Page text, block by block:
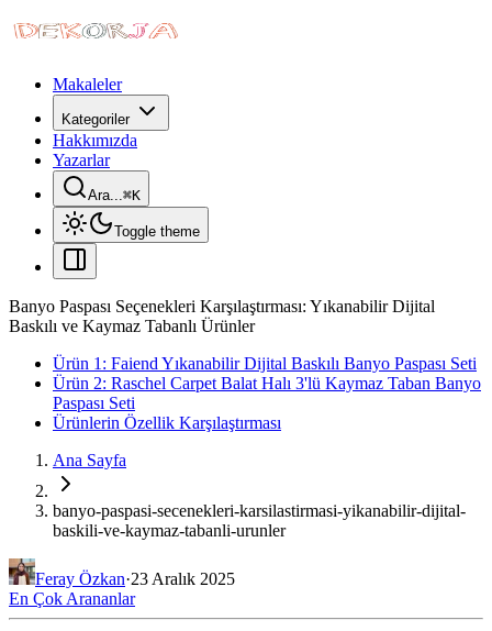
Makaleler
Kategoriler
Hakkımızda
Yazarlar
Ara...⌘K
Toggle theme
Banyo Paspası Seçenekleri Karşılaştırması: Yıkanabilir Dijital
Baskılı ve Kaymaz Tabanlı Ürünler
Ürün 1: Faiend Yıkanabilir Dijital Baskılı Banyo Paspası Seti
Ürün 2: Raschel Carpet Balat Halı 3'lü Kaymaz Taban Banyo
Paspası Seti
Ürünlerin Özellik Karşılaştırması
Ana Sayfa
banyo-paspasi-secenekleri-karsilastirmasi-yikanabilir-dijital-
baskili-ve-kaymaz-tabanli-urunler
Feray Özkan·23 Aralık 2025
En Çok Arananlar